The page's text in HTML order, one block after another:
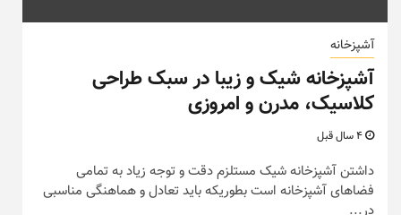
آشپزخانه
آشپزخانه شیک و زیبا در سبک طراحی
کلاسیک، مدرن و امروزی
داشتن آشپزخانه شیک مستلزم دقت و توجه زیاد به تمامی
فضاهای آشپزخانه است بطوریکه باید تعادل و هماهنگی مناسبی